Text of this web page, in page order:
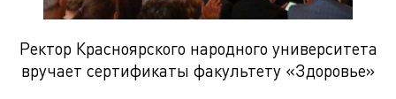
Ректор Красноярского народного университета
вручает сертификаты факультету «Здоровье»